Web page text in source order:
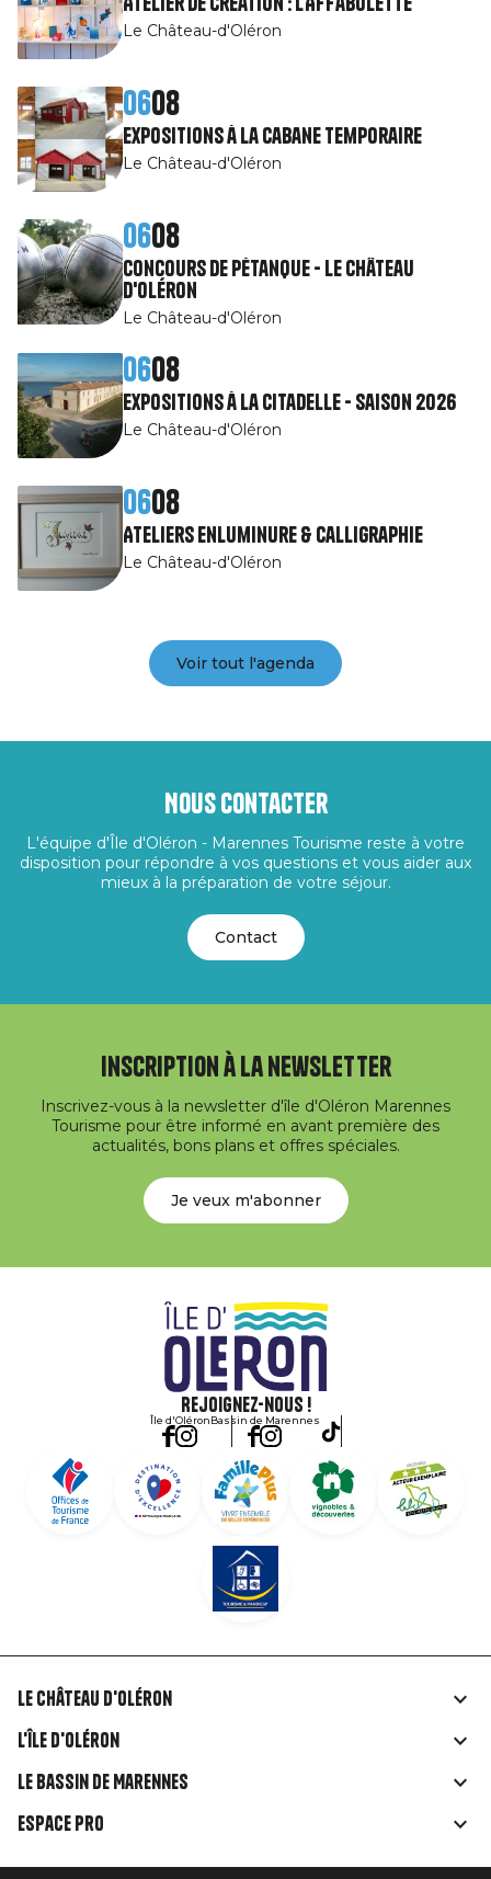
Le Château-d'Oléron
0608
Expositions à la cabane temporaire
Le Château-d'Oléron
0608
Concours de Pétanque - Le Château
d'Oléron
Le Château-d'Oléron
0608
Expositions à la citadelle - Saison 2026
Le Château-d'Oléron
0608
Ateliers Enluminure & Calligraphie
Le Château-d'Oléron
Voir tout l'agenda
Nous contacter
L'équipe d'Île d'Oléron - Marennes Tourisme reste à votre
disposition pour répondre à vos questions et vous aider aux
mieux à la préparation de votre séjour.
Contact
Inscription à la newsletter
Inscrivez-vous à la newsletter d'île d'Oléron Marennes
Tourisme pour être informé en avant première des
actualités, bons plans et offres spéciales.
Je veux m'abonner
Rejoignez-nous !
Île d'OléronBassin de Marennes
Liens
rubriques
Le Château d'Oléron
L'île d'Oléron
Le Bassin de Marennes
Espace Pro